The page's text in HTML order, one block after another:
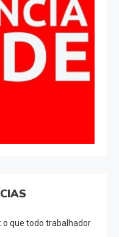
o que todo trabalhador